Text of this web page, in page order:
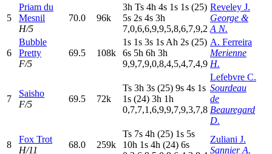
5
Priam du
Mesnil
H/5
70.0 96k
3h Ts 4h 4s 1s 1s (25)
5s 2s 4s 3h
7,0,6,6,9,9,5,8,6,7,9,2
Reveley J.
George &
A N.
6
Bubble
Pretty
F/5
69.5 108k
1s 1s 3s 1s Ah 2s (25)
6s 5h 6h 3h
9,9,7,9,0,8,4,5,4,7,4,9
A. Ferreira
Merienne
H.
7
Saisho
F/5
69.5 72k
Ts 3h 3s (25) 9s 4s 1s
1s (24) 3h 1h
0,7,7,1,6,9,9,7,9,3,7,8
Lefebvre C.
Sourdeau
de
Beauregard
D.
8
Fox Trot
H/11
68.0 259k
Ts 7s 4h (25) 1s 5s
10h 1s 4h (24) 6s
Zuliani J.
Sannier A.